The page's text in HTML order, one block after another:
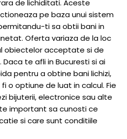
de lichiditati. Aceste
pe baza unui sistem
ti sa obtii bani in
Oferta variaza de la loc
obiectelor acceptate si de
te afli in Bucuresti si ai
pentru a obtine bani lichizi,
o optiune de luat in calcul. Fie
bijuterii, electronice sau alte
important sa cunosti ce
si care sunt conditiile